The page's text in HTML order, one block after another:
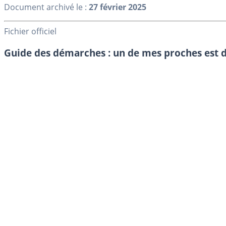
Document archivé le : 27 février 2025
Fichier officiel
Guide des démarches : un de mes proches est